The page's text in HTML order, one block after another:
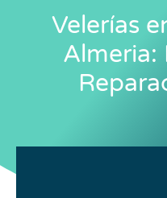
Velerías
Almeria: